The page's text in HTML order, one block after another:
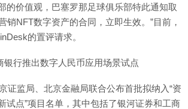
的价值观，巴塞罗那足球俱乐部特此通知取
销NFT数字资产的合同，立即生效。”目前，
的置评请求。
银行推出数字人民币应用场景试点
证监局、北京金融局联合公布首批拟纳入“资
试点”项目名单，其中包括了银河证券和工商